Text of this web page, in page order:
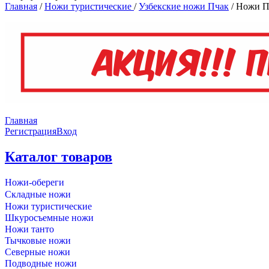
Главная /Ножи туристические /Узбекские ножи Пчак /Ножи
Главная
РегистрацияВход
Каталог товаров
Ножи-обереги
Складные ножи
Ножи туристические
Шкуросъемные ножи
Ножи танто
Тычковые ножи
Северные ножи
Подводные ножи